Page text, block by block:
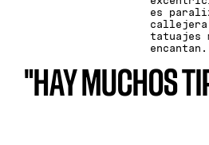
es
tatuajes
"HAY MUCHOS